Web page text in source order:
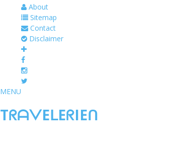
About
Sitemap
Contact
Disclaimer
MENU
TᖇᗩᐯEᒪEᖇIEᑎ